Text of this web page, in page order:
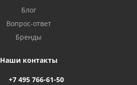
Блог
Вопрос-ответ
Бренды
Наши контакты
+7 495 766-61-50